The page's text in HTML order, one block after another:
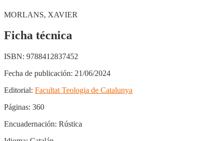
MORLANS, XAVIER
Ficha técnica
ISBN: 9788412837452
Fecha de publicación: 21/06/2024
Editorial: Facultat Teologia de Catalunya
Páginas: 360
Encuadernación: Rústica